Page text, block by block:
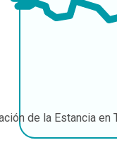
de la Estancia en